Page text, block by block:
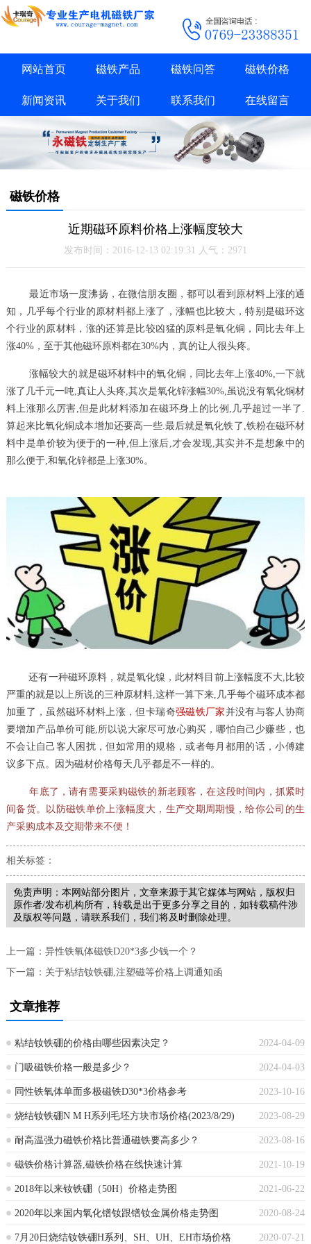
网站首页 磁铁产品 磁铁问答 磁铁价格
新闻资讯 关于我们 联系我们 在线留言
磁铁价格
近期磁环原料价格上涨幅度较大
发布时间：2016-12-13 02:19:31 人气：2971
最近市场一度沸扬，在微信朋友圈，都可以看到原材料上涨的通
知，几乎每个行业的原材料都上涨了，涨幅也比较大，特别是磁环这
个行业的原材料，涨的还算是比较凶猛的原料是氧化铜，同比去年上
涨40%，至于其他磁环原料都在30%内，真的让人很头疼。
涨幅较大的就是磁环材料中的氧化铜，同比去年上涨40%,一下就
涨了几千元一吨,真让人头疼,其次是氧化锌涨幅30%,虽说没有氧化铜材
料上涨那么厉害,但是此材料添加在磁环身上的比例,几乎超过一半了.
算起来比氧化铜成本增加还要高一些.最后就是氧化铁了,铁粉在磁环材
料中是单价较为便于的一种,但上涨后,才会发现,其实并不是想象中的
那么便于,和氧化锌都是上涨30%。
还有一种磁环原料，就是氧化镍，此材料目前上涨幅度不大,比较
严重的就是以上所说的三种原材料,这样一算下来,几乎每个磁环成本都
加重了，虽然磁环材料上涨，但卡瑞奇强磁铁厂家 并没有与客人协商
要增加产品单价可能,所以说大家尽可放心购买，哪怕自己少赚些，也
不会让自己客人困扰，但如常用的规格，或者每月都用的话，小傅建
议多下点。因为磁材价格每天几乎都是不一样的。
年底了，请有需要采购磁铁的新老顾客，在这段时间内，抓紧时
间备货。以防磁铁单价上涨幅度大，生产交期周期慢，给你公司的生
产采购成本及交期带来不便！
相关标签：
免责声明：本网站部分图片，文章来源于其它媒体与网站，版权归
原作者/发布机构所有，转载是出于更多分享之目的，如转载稿件涉
及版权等问题，请联系我们，我们将及时删除处理。
上一篇： 异性铁氧体磁铁D20*3多少钱一个？
下一篇： 关于粘结钕铁硼,注塑磁等价格上调通知函
文章推荐
2024-04-09
粘结钕铁硼的价格由哪些因素决定？
2024-04-03
门吸磁铁价格一般是多少？
2023-10-16
同性铁氧体单面多极磁铁D30*3价格参考
2023-08-29
烧结钕铁硼N M H系列毛坯方块市场价格(2023/8/29)
2023-08-16
耐高温强力磁铁价格比普通磁铁要高多少？
2021-10-19
磁铁价格计算器,磁铁价格在线快速计算
2021-06-22
2018年以来钕铁硼（50H）价格走势图
2020-08-24
2020年以来国内氧化镨钕跟镨钕金属价格走势图
2020-07-21
7月20日烧结钕铁硼H系列、SH、UH、EH市场价格